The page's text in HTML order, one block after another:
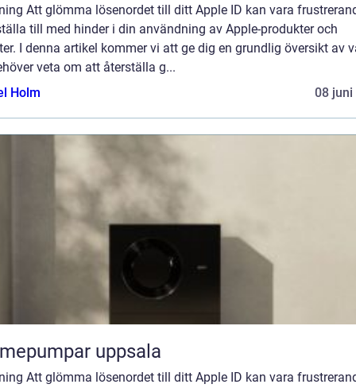
Att glömma lösenordet till ditt Apple ID kan vara
till med hinder i din användning av Apple-produkter och
I denna artikel kommer vi att ge dig en grundlig översikt av
veta om att återställa g...
Holm
08 juni
uppsala
Att glömma lösenordet till ditt Apple ID kan vara